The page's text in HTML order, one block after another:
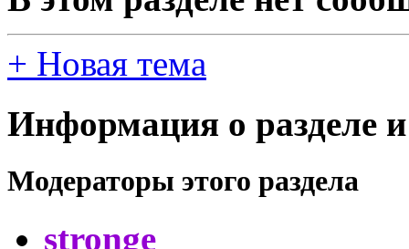
+ Новая тема
Информация о разделе
Модераторы этого раздела
stronge